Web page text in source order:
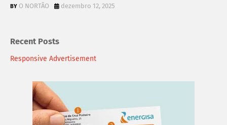
O NORTÃO dezembro 12, 2025
Recent Posts
Responsive Advertisement